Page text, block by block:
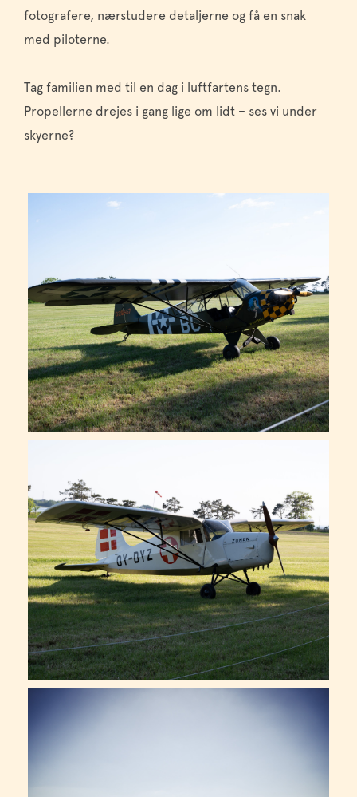
fotografere, nærstudere detaljerne og få en snak
med piloterne.
Tag familien med til en dag i luftfartens tegn.
Propellerne drejes i gang lige om lidt – ses vi under
skyerne?